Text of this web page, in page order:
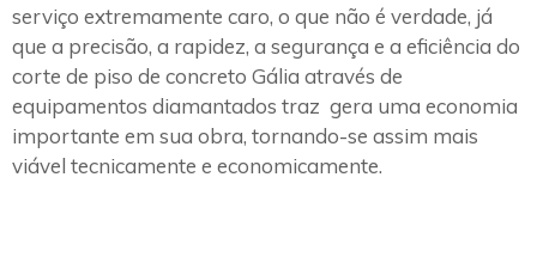
serviço extremamente caro, o que não é verdade, já
que a precisão, a rapidez, a segurança e a eficiência do
corte de piso de concreto Gália através de
equipamentos diamantados traz gera uma economia
importante em sua obra, tornando-se assim mais
viável tecnicamente e economicamente.